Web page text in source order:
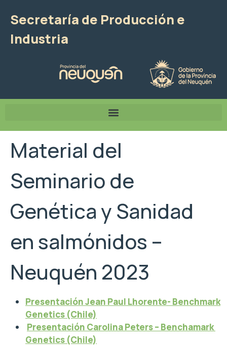
Secretaría de Producción e
Industria
Material del
Seminario de
Genética y Sanidad
en salmónidos –
Neuquén 2023
Presentación Jean Paul Lhorente- Benchmark
Genetics (Chile)
Presentación Carolina Peters – Benchamark
Genetics (Chile)